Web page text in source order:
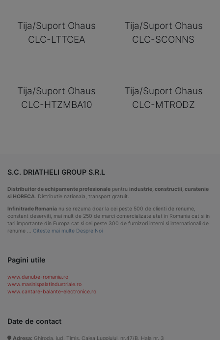
Tija/Suport Ohaus
CLC-LTTCEA
Tija/Suport Ohaus
CLC-SCONNS
Tija/Suport Ohaus
CLC-HTZMBA10
Tija/Suport Ohaus
CLC-MTRODZ
S.C. DRIATHELI GROUP S.R.L
Distribuitor de echipamente profesionale pentru industrie, constructii, curatenie
si HORECA . Distributie nationala, transport gratuit.
Infinitrade Romania nu se rezuma doar la cei peste 500 de clienti de renume,
constant deserviti, mai mult de 250 de marci comercializate atat in Romania cat si in
tari importante din Europa cat si cei peste 300 de furnizori interni si internationali de
renume … Citeste mai multe Despre Noi
Pagini utile
www.danube-romania.ro
www.masinispalatindustriale.ro
www.cantare-balante-electronice.ro
Date de contact
Adresa: Ghiroda, jud. Timis, Calea Lugojului, nr.47/B, Hala nr. 3